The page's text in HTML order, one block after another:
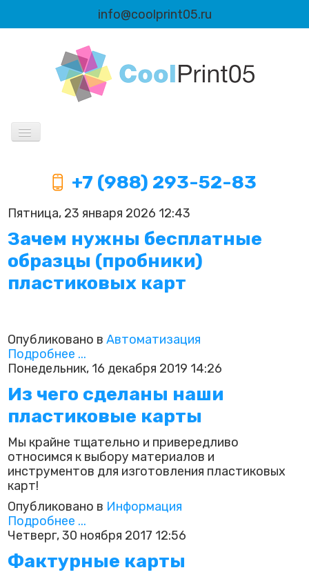
info@coolprint05.ru
Автоматизация
+7 (988) 293-52-83
Пятница, 23 января 2026 12:43
Зачем нужны бесплатные
образцы (пробники)
пластиковых карт
Опубликовано в Автоматизация
Подробнее ...
Понедельник, 16 декабря 2019 14:26
Из чего сделаны наши
пластиковые карты
Мы крайне тщательно и привередливо
относимся к выбору материалов и
инструментов для изготовления пластиковых
карт!
Опубликовано в Информация
Подробнее ...
Четверг, 30 ноября 2017 12:56
Фактурные карты